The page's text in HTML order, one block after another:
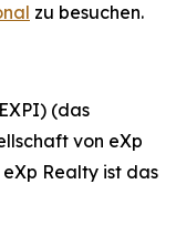
zu besuchen.
(das
von eXp
eXp Realty ist das